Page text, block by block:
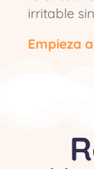
irritable
Empieza